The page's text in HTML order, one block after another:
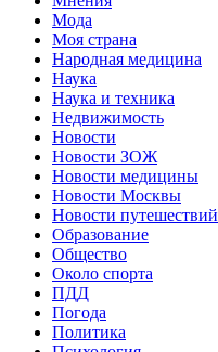
Мода
Моя страна
Народная медицина
Наука
Наука и техника
Недвижимость
Новости
Новости ЗОЖ
Новости медицины
Новости Москвы
Новости путешествий
Образование
Общество
Около спорта
ПДД
Погода
Политика